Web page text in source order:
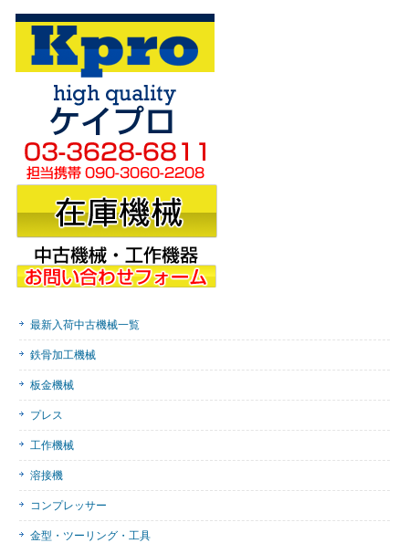
最新入荷中古機械一覧
鉄骨加工機械
板金機械
プレス
工作機械
溶接機
コンプレッサー
金型・ツーリング・工具